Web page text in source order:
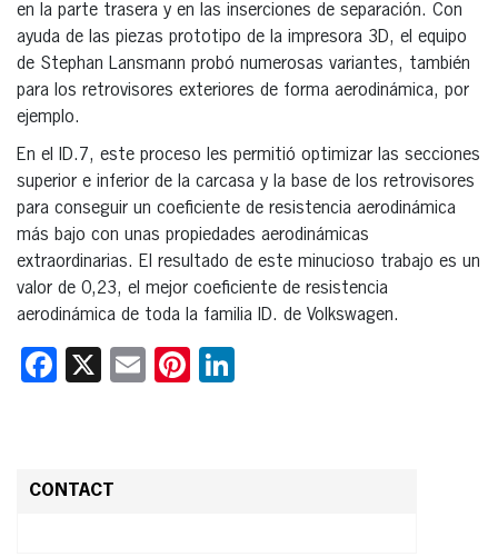
en la parte trasera y en las inserciones de separación. Con
ayuda de las piezas prototipo de la impresora 3D, el equipo
de Stephan Lansmann probó numerosas variantes, también
para los retrovisores exteriores de forma aerodinámica, por
ejemplo.
En el ID.7, este proceso les permitió optimizar las secciones
superior e inferior de la carcasa y la base de los retrovisores
para conseguir un coeficiente de resistencia aerodinámica
más bajo con unas propiedades aerodinámicas
extraordinarias. El resultado de este minucioso trabajo es un
valor de 0,23, el mejor coeficiente de resistencia
aerodinámica de toda la familia ID. de Volkswagen.
Facebook
X EmailPinterest
CONTACT